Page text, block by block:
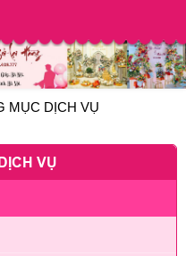
MỤC DỊCH VỤ
VỤ